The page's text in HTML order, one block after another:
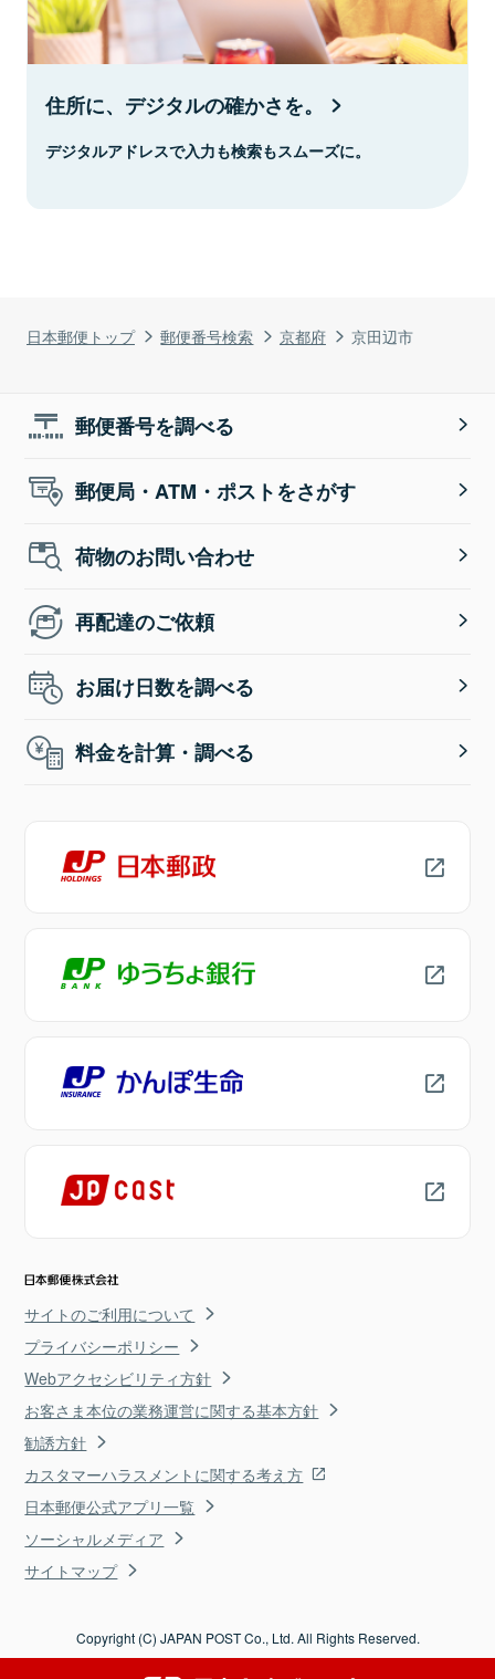
日本郵便トップ 郵便番号検索 京都府 京田辺市
住所に、デジタルの確かさを。
デジタルアドレスで入力も検索もスムーズに。
郵便番号を調べる
郵便局・ATM・ポストをさがす
荷物のお問い合わせ
再配達のご依頼
お届け日数を調べる
料金を計算・調べる
サイトのご利用について
プライバシーポリシー
Webアクセシビリティ方針
お客さま本位の業務運営に関する基本方針
勧誘方針
カスタマーハラスメントに関する考え方
日本郵便公式アプリ一覧
ソーシャルメディア
サイトマップ
Copyright (C) JAPAN POST Co., Ltd. All Rights Reserved.